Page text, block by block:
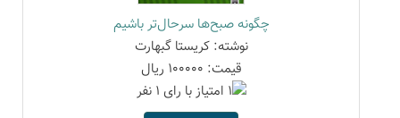
چگونه صبح‌ها سرحال‌تر باشیم
نوشته: کریستا گبهارت
قیمت: 100000 ریال